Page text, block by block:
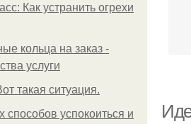
Как устранить огрехи
кольца на заказ -
услуги
такая ситуация.
способов успокоиться и